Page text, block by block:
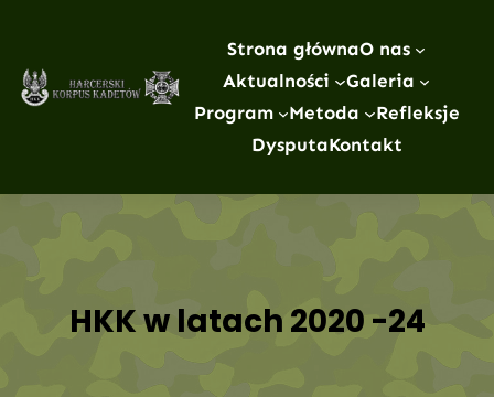
treści
Strona głównaO nas
Aktualności
Galeria
Program
Metoda
Refleksje
DysputaKontakt
HKK w latach 2020 -24